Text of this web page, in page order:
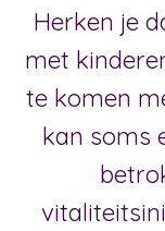
Herken je
met
te komen
kan soms